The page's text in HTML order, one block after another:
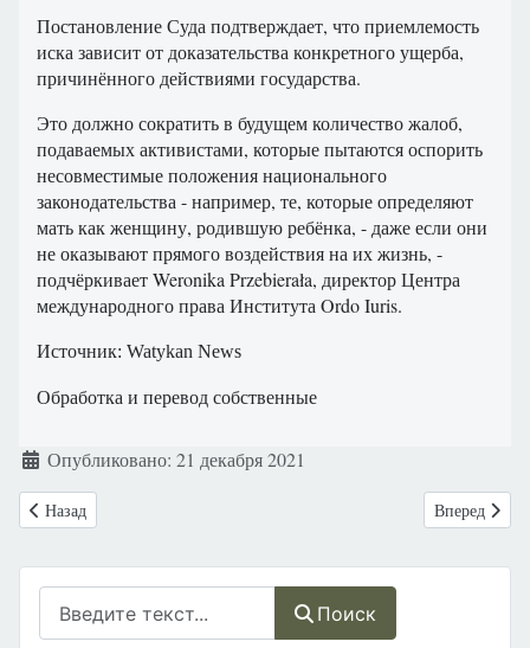
Поиск
Постановление Суда подтверждает, что приемлемость
иска зависит от доказательства конкретного ущерба,
причинённого действиями государства.
Это должно сократить в будущем количество жалоб,
подаваемых активистами, которые пытаются оспорить
несовместимые положения национального
законодательства - например, те, которые определяют
мать как женщину, родившую ребёнка, - даже если они
не оказывают прямого воздействия на их жизнь, -
подчёркивает Weronika Przebierała, директор Центра
международного права Института Ordo Iuris.
Источник: Watykan News
Обработка и перевод собственные
Информация о материале
Опубликовано: 21 декабря 2021
Предыдущий: США. Питсбург: История американки без рук и без
Назад Следующий:
Вперед